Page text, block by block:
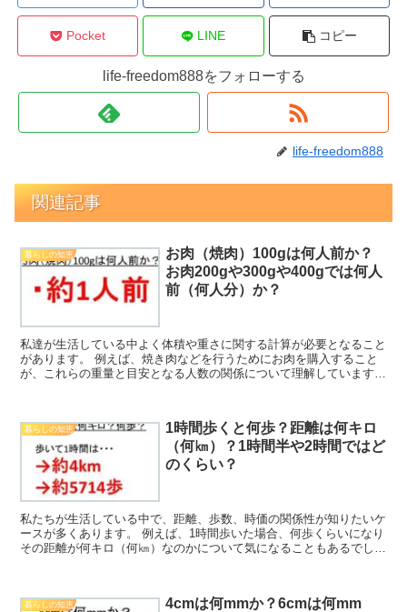
Pocket LINE コピー
life-freedom888をフォローする
life-freedom888
関連記事
暮らしの知恵
お肉（焼肉）100gは何人前か？
お肉200gや300gや400gでは何人
前（何人分）か？
私達が生活している中よく体積や重さに関する計算が必要となること
があります。 例えば、焼き肉などを行うためにお肉を購入すること
が、これらの重量と目安となる人数の関係について理解しています
暮らしの知恵
1時間歩くと何歩？距離は何キロ
（何㎞）？1時間半や2時間ではど
のくらい？
私たちが生活している中で、距離、歩数、時価の関係性が知りたいケ
ースが多くあります。 例えば、1時間歩いた場合、何歩くらいになり
その距離が何キロ（何㎞）なのかについて気になることもあるでしょ
暮らしの知恵
4cmは何mmか？6cmは何mm